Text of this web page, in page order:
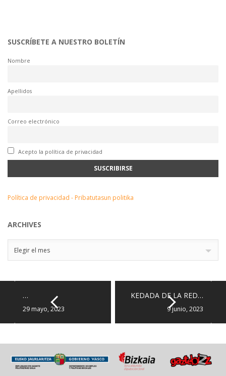
SUSCRÍBETE A NUESTRO BOLETÍN
Nombre
Apellidos
Correo electrónico
Acepto la política de privacidad
Política de privacidad - Pribatutasun politika
ARCHIVES
Elegir el mes
…
29 mayo, 2023
KEDADA DE LA RED…
9 junio, 2023